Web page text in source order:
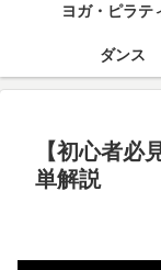
ヨガ・ピラテ
ダンス
【初心者必
単解説